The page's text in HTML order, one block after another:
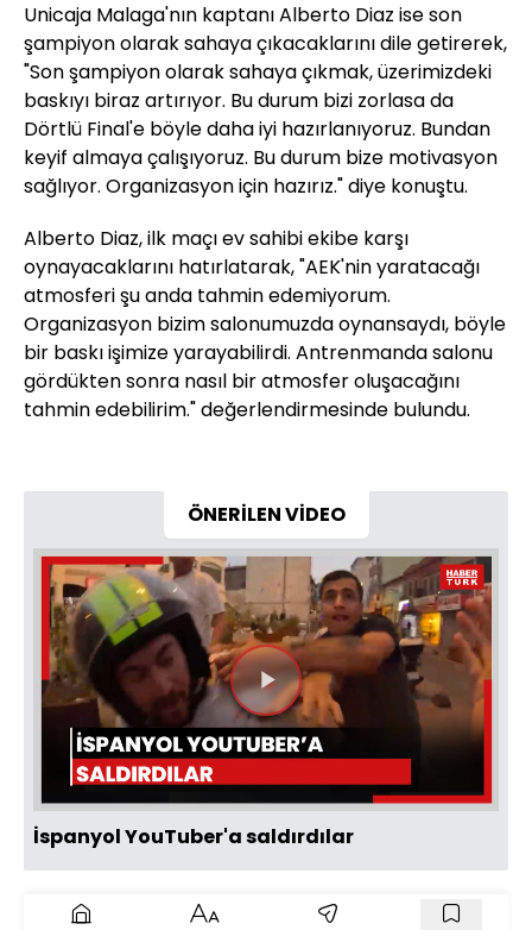
Unicaja Malaga'nın kaptanı Alberto Diaz ise son
şampiyon olarak sahaya çıkacaklarını dile getirerek,
"Son şampiyon olarak sahaya çıkmak, üzerimizdeki
baskıyı biraz artırıyor. Bu durum bizi zorlasa da
Dörtlü Final'e böyle daha iyi hazırlanıyoruz. Bundan
keyif almaya çalışıyoruz. Bu durum bize motivasyon
sağlıyor. Organizasyon için hazırız." diye konuştu.
Alberto Diaz, ilk maçı ev sahibi ekibe karşı
oynayacaklarını hatırlatarak, "AEK'nin yaratacağı
atmosferi şu anda tahmin edemiyorum.
Organizasyon bizim salonumuzda oynansaydı, böyle
bir baskı işimize yarayabilirdi. Antrenmanda salonu
gördükten sonra nasıl bir atmosfer oluşacağını
tahmin edebilirim." değerlendirmesinde bulundu.
ÖNERİLEN VİDEO
Videoyu
Oynat
İspanyol YouTuber'a saldırdılar